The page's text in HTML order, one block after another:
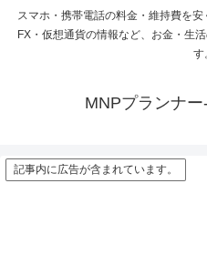
スマホ・携帯電話の料金・維持費を
FX・仮想通貨の情報など、お金・生
す
MNPプランナ
記事内に広告が含まれています。